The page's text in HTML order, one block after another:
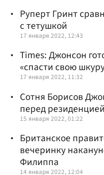
Руперт Гринт
с тетушкой
17 января 2022, 12:43
Times: Джонсон
«спасти свою
17 января 2022, 11:32
Сотня Борисов
перед
15 января 2022, 01:22
Британское
вечеринку
Филиппа
14 января 2022, 12:04